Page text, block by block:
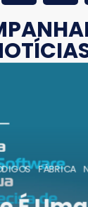
PROJETOS